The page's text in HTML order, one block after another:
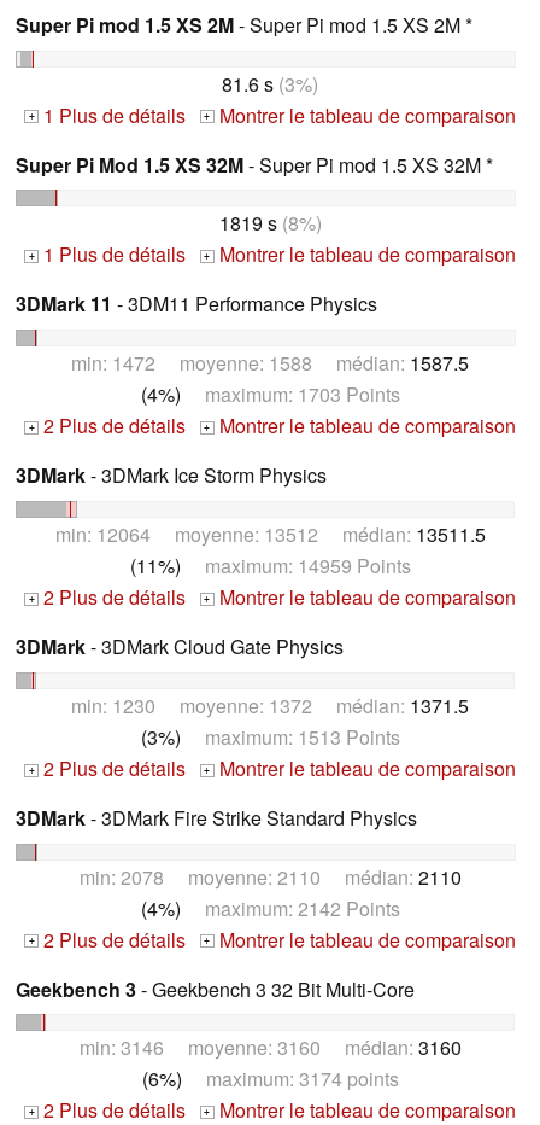
Super Pi mod 1.5 XS 2M- Super Pi mod 1.5 XS 2M *
81.6 s (3%)
+ 1 Plus de détails + Montrer le tableau de comparaison
Super Pi Mod 1.5 XS 32M- Super Pi mod 1.5 XS 32M *
1819 s(8%)
+ 1 Plus de détails + Montrer le tableau de comparaison
3DMark 11 - 3DM11 Performance Physics
min: 1472 moyenne: 1588 médian: 1587.5
(4%) maximum: 1703 Points
+ 2 Plus de détails + Montrer le tableau de comparaison
3DMark- 3DMark Ice Storm Physics
min: 12064 moyenne: 13512 médian: 13511.5
(11%) maximum: 14959 Points
+ 2 Plus de détails + Montrer le tableau de comparaison
3DMark- 3DMark Cloud Gate Physics
min: 1230 moyenne: 1372 médian: 1371.5
(3%) maximum: 1513 Points
+ 2 Plus de détails + Montrer le tableau de comparaison
3DMark- 3DMark Fire Strike Standard Physics
min: 2078 moyenne: 2110 médian: 2110
(4%) maximum: 2142 Points
+ 2 Plus de détails + Montrer le tableau de comparaison
Geekbench 3- Geekbench 3 32 Bit Multi-Core
min: 3146 moyenne: 3160 médian: 3160
(6%) maximum: 3174 points
+ 2 Plus de détails + Montrer le tableau de comparaison